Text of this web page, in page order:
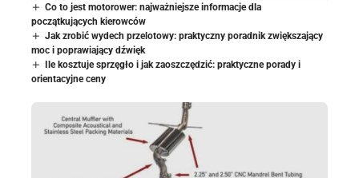
Co to jest motorower: najważniejsze informacje dla
początkujących kierowców
Jak zrobić wydech przelotowy: praktyczny poradnik zwiększający
moc i poprawiający dźwięk
Ile kosztuje sprzęgło i jak zaoszczędzić: praktyczne porady i
orientacyjne ceny